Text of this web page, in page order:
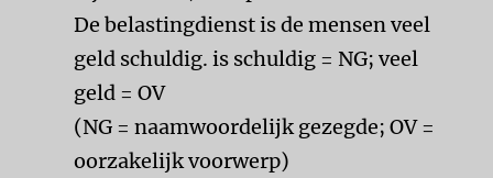
De belastingdienst is de mensen veel
geld schuldig. is schuldig = NG; veel
geld = OV
(NG = naamwoordelijk gezegde; OV =
oorzakelijk voorwerp)